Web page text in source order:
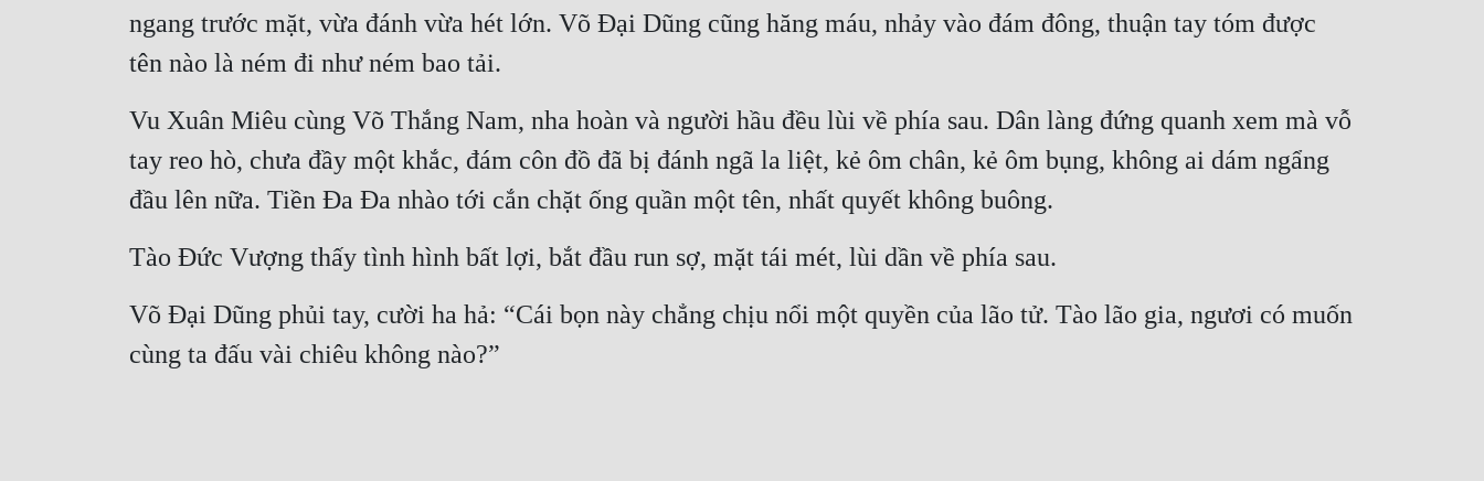
ngang trước mặt, vừa đánh vừa hét lớn. Võ Đại Dũng cũng hăng máu, nhảy vào đám đông, thuận tay tóm được
tên nào là ném đi như ném bao tải.
Vu Xuân Miêu cùng Võ Thắng Nam, nha hoàn và người hầu đều lùi về phía sau. Dân làng đứng quanh xem mà vỗ
tay reo hò, chưa đầy một khắc, đám côn đồ đã bị đánh ngã la liệt, kẻ ôm chân, kẻ ôm bụng, không ai dám ngẩng
đầu lên nữa. Tiền Đa Đa nhào tới cắn chặt ống quần một tên, nhất quyết không buông.
Tào Đức Vượng thấy tình hình bất lợi, bắt đầu run sợ, mặt tái mét, lùi dần về phía sau.
Võ Đại Dũng phủi tay, cười ha hả: “Cái bọn này chẳng chịu nổi một quyền của lão tử. Tào lão gia, ngươi có muốn
cùng ta đấu vài chiêu không nào?”